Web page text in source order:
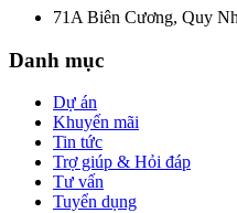
71A Biên Cương, Quy
Danh mục
Dự án
Khuyến mãi
Tin tức
Trợ giúp & Hỏi đáp
Tư vấn
Tuyển dụng